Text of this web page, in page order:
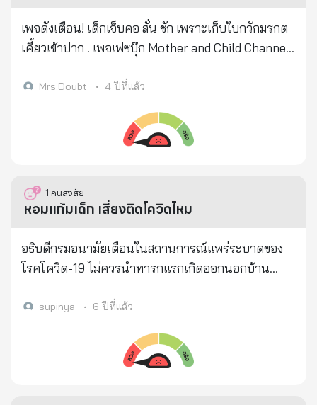
เพจดังเตือน! เด็กเจ็บคอ สั่น ชัก เพราะเก็บใบกวักมรกต
เคี้ยวเข้าปาก . เพจเฟซบุ๊ก Mother and Child Channel
มรกตเคี้ยวเข้าปาก แล้วเกิดอาการเจ็บคอ แสบ สั่น ชัก ถึง
ช่วยเอาไว้ได้ โดยระบุว่า . “แปลข่าวมาค่ะ บ้านไหนที่
ปลูกไม้ประดับตามภาพต้องระวัง (ต้นกวักมรกต) คุณแม่
เข้าปาก ก่อนจะร้องลั่นบ้าน ด้วยอาการเจ็บแสบคอ ตัว
สั่น ชัก ครอบครัวจึงรีบนำส่งโรงพยาบาล เคราะห์ดีที่ยัง
อันตรายมากกว่านี้ . เตือนเด็กๆ ให้ระมัดระวัง ไม่หยิบใบ
ไม้ใดๆ เข้าปากนะคะ” . ที่มา : Nguyen Tuyet . #ต้นกวัก
Mrs.Doubt • 4 ปีที่แล้ว
1 คนสงสัย
หอมแก้มเด็ก เสี่ยงติดโควิดไหม
อธิบดีกรมอนามัยเตือนในสถานการณ์แพร่ระบาดของ
โรคโควิด-19 ไม่ควรนำทารกแรกเกิดออกนอกบ้าน
เว้นระยะห่างและงดการหอมแก้มเด็ก เพราะละอองฝอย
supinya • 6 ปีที่แล้ว